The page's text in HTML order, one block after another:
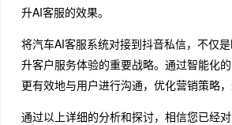
升AI客服的效果。
将汽车AI客服系统对接到抖音私信，不仅
升客户服务体验的重要战略。通过智能化
更有效地与用户进行沟通，优化营销策略，
通过以上详细的分析和探讨，相信您已经